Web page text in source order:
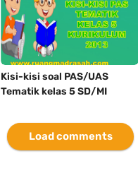
Kisi-kisi soal PAS/UAS
Tematik kelas 5 SD/MI
Load comments